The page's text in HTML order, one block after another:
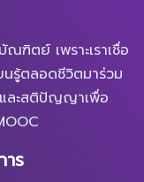
ฑิตย์ เพราะเราเชื่อ
นรู้ตลอดชีวิตมาร่วม
ละสติปัญญาเพื่อ
ร